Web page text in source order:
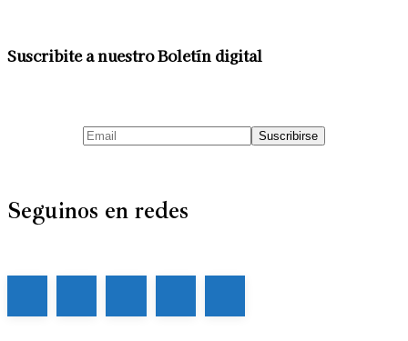
Suscribite a nuestro Boletín digital
Seguinos en redes